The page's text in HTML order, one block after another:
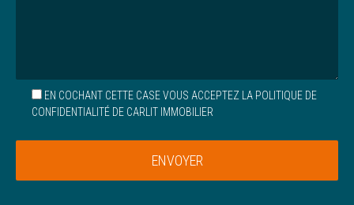
EN COCHANT CETTE CASE VOUS ACCEPTEZ
LA POLITIQUE DE
CONFIDENTIALITÉ DE CARLIT IMMOBILIER